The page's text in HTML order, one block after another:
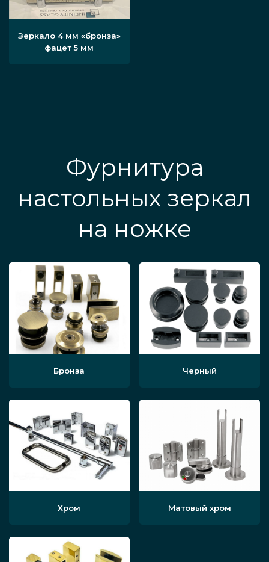
Зеркало 4 мм «бронза»
фацет 5 мм
Фурнитура
настольных зеркал
на ножке
Бронза Черный
Хром Матовый хром